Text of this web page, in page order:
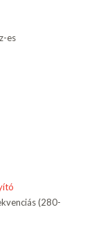
es
(280-